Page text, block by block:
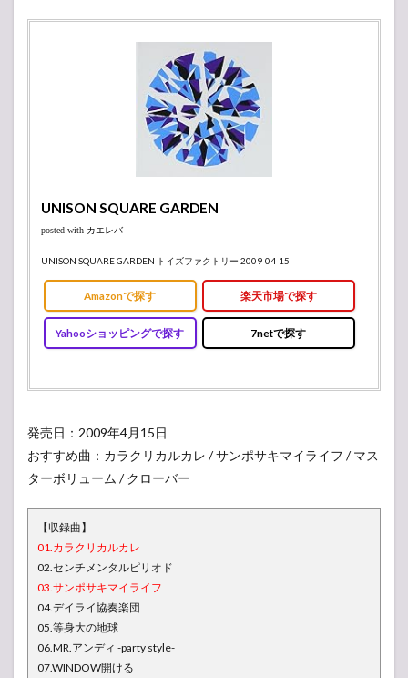
UNISON SQUARE GARDEN
posted with カエレバ
UNISON SQUARE GARDEN トイズファクトリー 2009-04-15
Amazonで探す 楽天市場で探す
Yahooショッピングで探す 7netで探す
発売日：2009年4月15日
おすすめ曲：カラクリカルカレ / サンポサキマイライフ / マス
ターボリューム / クローバー
【収録曲】
01.カラクリカルカレ
02.センチメンタルピリオド
03.サンポサキマイライフ
04.デイライ協奏楽団
05.等身大の地球
06.MR.アンディ -party style-
07.WINDOW開ける